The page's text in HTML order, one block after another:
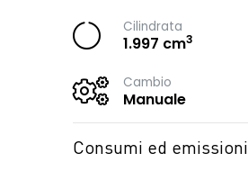
Cilindrata
1.997 cm3
Cambio
Manuale
Consumi ed emissioni